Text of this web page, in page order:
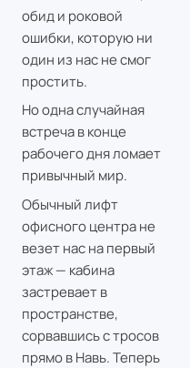
обид и роковой
ошибки, которую ни
один из нас не смог
простить.
Но одна случайная
встреча в конце
рабочего дня ломает
привычный мир.
Обычный лифт
офисного центра не
везет нас на первый
этаж — кабина
застревает в
пространстве,
сорвавшись с тросов
прямо в Навь. Теперь